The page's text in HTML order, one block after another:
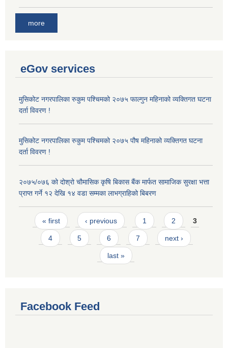
more
eGov services
मुसिकोट नगरपालिका रुकुम पश्चिमको २०७५ फाल्गुन महिनाको व्यक्तिगत घटना
दर्ता विवरण !
मुसिकोट नगरपालिका रुकुम पश्चिमको २०७५ पौष महिनाको व्यक्तिगत घटना
दर्ता विवरण !
२०७५/०७६ को दोश्रो चौमासिक कृषि बिकास बैंक मार्फत सामाजिक सुरक्षा भत्ता
प्राप्त गर्ने १२ देखि १४ वडा सम्मका लाभग्राहिको बिबरण
Pages
« first ‹ previous 1 2 3
4 5 6 7 next ›
last »
Facebook Feed